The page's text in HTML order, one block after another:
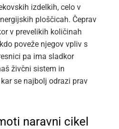
izdelkih, celo v
ploščicah. Čeprav
v prevelikih količinah
poveže njegov vpliv s
pa ima sladkor
živčni sistem in
se najbolj odrazi prav
naravni cikel